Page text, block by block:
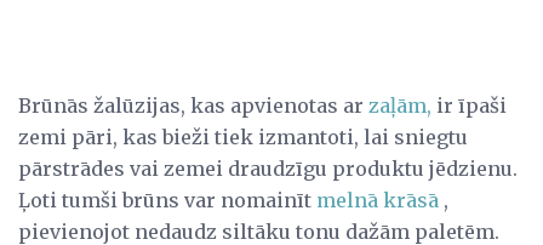
Brūnās žalūzijas, kas apvienotas ar zaļām, ir īpaši
zemi pāri, kas bieži tiek izmantoti, lai sniegtu
pārstrādes vai zemei ​​draudzīgu produktu jēdzienu.
Ļoti tumši brūns var nomainīt melnā krāsā ,
pievienojot nedaudz siltāku tonu dažām paletēm.